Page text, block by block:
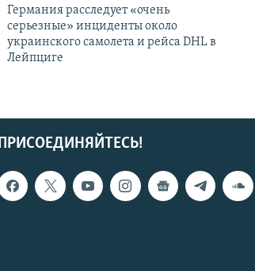
Германия расследует «очень
серьезные» инциденты около
украинского самолета и рейса DHL в
Лейпциге
ПРИСОЕДИНЯЙТЕСЬ!